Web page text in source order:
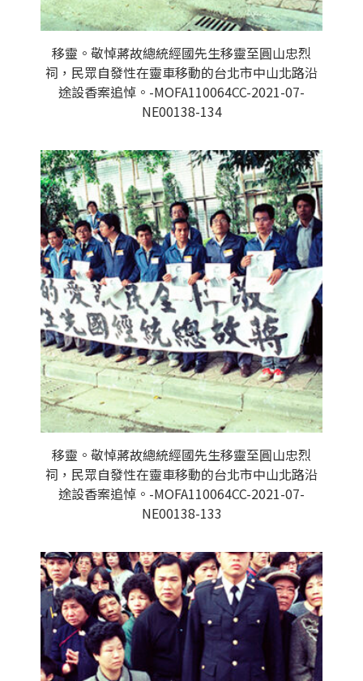
移靈。敬悼蔣故總統經國先生移靈至圓山忠烈
祠，民眾自發性在靈車移動的台北市中山北路沿
途設香案追悼。-MOFA110064CC-2021-07-
NE00138-134
移靈。敬悼蔣故總統經國先生移靈至圓山忠烈
祠，民眾自發性在靈車移動的台北市中山北路沿
途設香案追悼。-MOFA110064CC-2021-07-
NE00138-133